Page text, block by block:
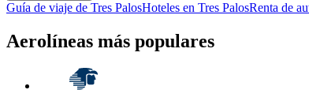
Guía de viaje de Tres PalosHoteles en Tres PalosRenta de
Aerolíneas más populares